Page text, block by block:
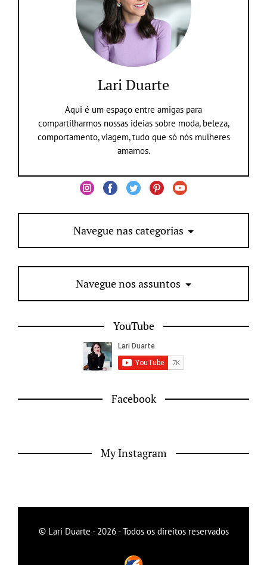
Lari Duarte
Aqui é um espaço entre amigas para
compartilharmos nossas ideias sobre moda, beleza,
comportamento, viagem, tudo que só nós mulheres
amamos.
Navegue nas categorias
Navegue nos assuntos
YouTube
Facebook
My Instagram
© Lari Duarte - 2026 - Todos os direitos reservados